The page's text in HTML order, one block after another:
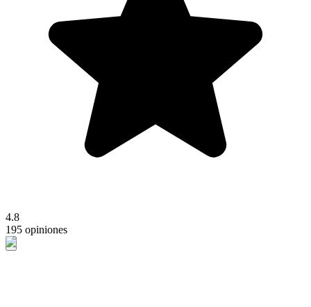
4.8
195 opiniones